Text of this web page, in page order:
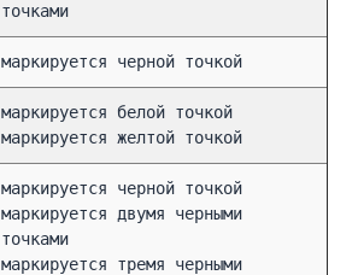
точками
маркируется черной точкой
маркируется белой точкой
маркируется желтой точкой
маркируется черной точкой
маркируется двумя черными
точками
маркируется тремя черными